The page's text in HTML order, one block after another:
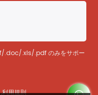
.xls/.pdf のみをサポー
利用規則